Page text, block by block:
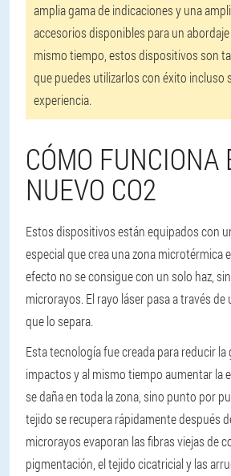
amplia gama de indicaciones y una
accesorios disponibles para un
mismo tiempo, estos dispositivos son
que puedes utilizarlos con éxito incluso
experiencia.
CÓMO FUNCIONA
NUEVO CO2
Estos dispositivos están equipados con
especial que crea una zona microtérmica
efecto no se consigue con un solo haz,
microrayos. El rayo láser pasa a través de
que lo separa.
Esta tecnología fue creada para reducir la
impactos y al mismo tiempo aumentar la
se daña en toda la zona, sino punto por
tejido se recupera rápidamente después
microrayos evaporan las fibras viejas de
pigmentación, el tejido cicatricial y las